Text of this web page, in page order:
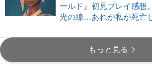
ールド』初見プレイ感想
光の線…あれが私が死亡
もっと見る